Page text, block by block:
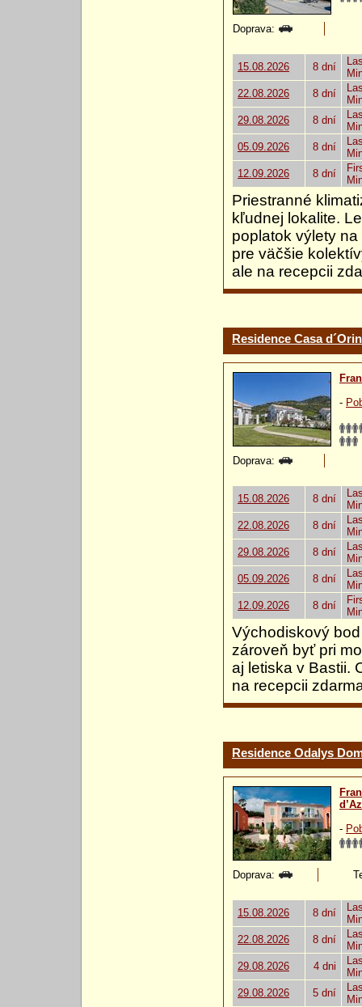
Doprava:
15.08.2026 8 dní
22.08.2026
8 dní
29.08.2026
8 dní
05.09.2026
8 dní
12.09.2026
8 dní
Priestranné
kľudnej lokalite.
poplatok výlety
pre väčšie
ale na recepcii
Residence Casa
-
Doprava:
15.08.2026 8 dní
22.08.2026
8 dní
29.08.2026
8 dní
05.09.2026
8 dní
12.09.2026
8 dní
Východiskový
zároveň byť pri
aj letiska v Bastii.
na recepcii
Residence Odalys
-
Doprava:
15.08.2026 8 dní
22.08.2026
8 dní
29.08.2026
4 dni
29.08.2026
5 dní